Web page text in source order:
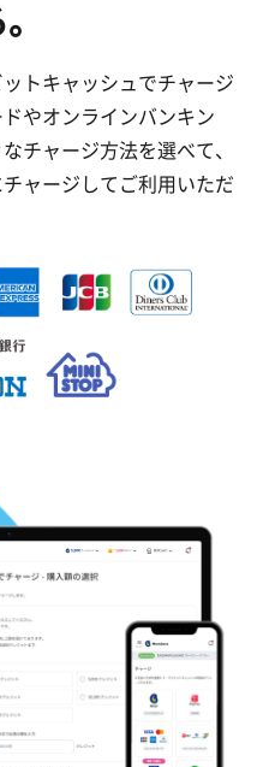
トキャッシュでチャージ
やオンラインバンキン
チャージ方法を選べて、
ャージしてご利用いただ